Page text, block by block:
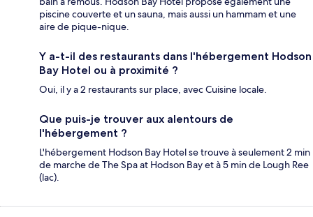
piscine couverte et un sauna, mais aussi un hammam et une
aire de pique-nique.
Y a-t-il des restaurants dans l'hébergement Hodson
Bay Hotel ou à proximité ?
Oui, il y a 2 restaurants sur place, avec Cuisine locale.
Que puis-je trouver aux alentours de
l'hébergement ?
L'hébergement Hodson Bay Hotel se trouve à seulement 2 min
de marche de The Spa at Hodson Bay et à 5 min de Lough Ree
(lac).